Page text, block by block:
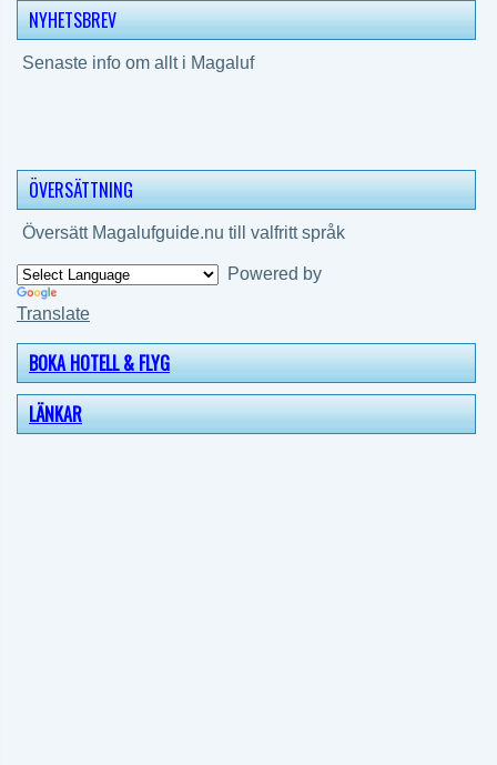
NYHETSBREV
Senaste info om allt i Magaluf
ÖVERSÄTTNING
Översätt Magalufguide.nu till valfritt språk
Powered by
Translate
BOKA HOTELL & FLYG
LÄNKAR